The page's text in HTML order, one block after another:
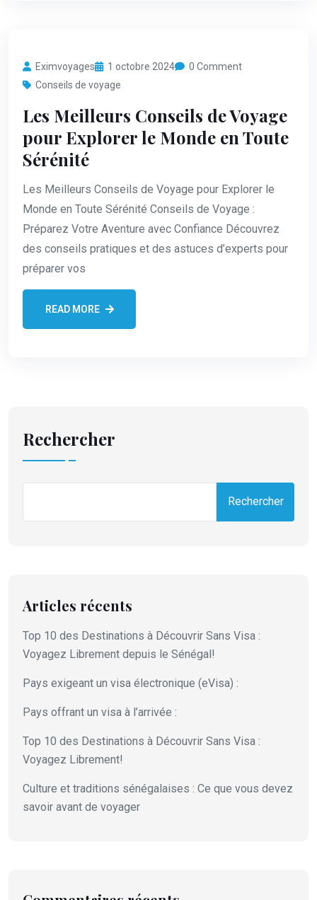
Eximvoyages 1 octobre 2024
0 Comment
Conseils de voyage
Les Meilleurs Conseils de Voyage
pour Explorer le Monde en Toute
Sérénité
Les Meilleurs Conseils de Voyage pour Explorer le
Monde en Toute Sérénité Conseils de Voyage :
Préparez Votre Aventure avec Confiance Découvrez
des conseils pratiques et des astuces d’experts pour
préparer vos
READ MORE
Rechercher
Rechercher
Articles récents
Top 10 des Destinations à Découvrir Sans Visa :
Voyagez Librement depuis le Sénégal!
Pays exigeant un visa électronique (eVisa) :
Pays offrant un visa à l’arrivée :
Top 10 des Destinations à Découvrir Sans Visa :
Voyagez Librement!
Culture et traditions sénégalaises : Ce que vous devez
savoir avant de voyager